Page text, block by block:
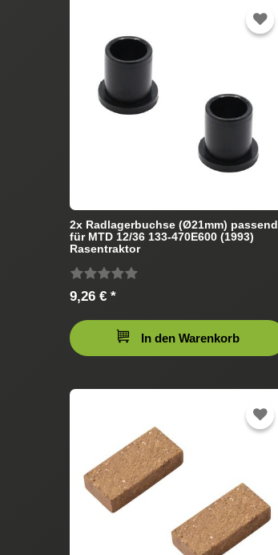
2x Radlagerbuchse (Ø21mm) passend
für MTD 12/36 133-470E600 (1993)
Rasentraktor
9,26 € *
In den Warenkorb